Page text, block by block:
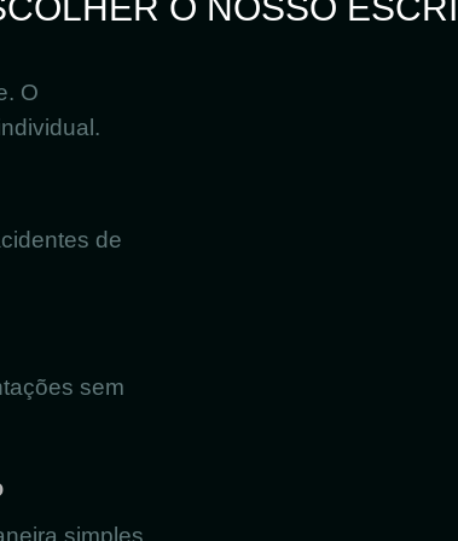
O
de
sem
simples